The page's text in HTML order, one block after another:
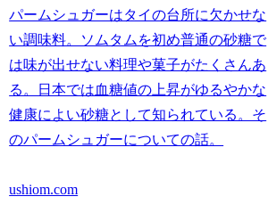
パームシュガーはタイの台所に欠かせな
い調味料。ソムタムを初め普通の砂糖で
は味が出せない料理や菓子がたくさんあ
る。日本では血糖値の上昇がゆるやかな
健康によい砂糖として知られている。そ
のパームシュガーについての話。
ushiom.com